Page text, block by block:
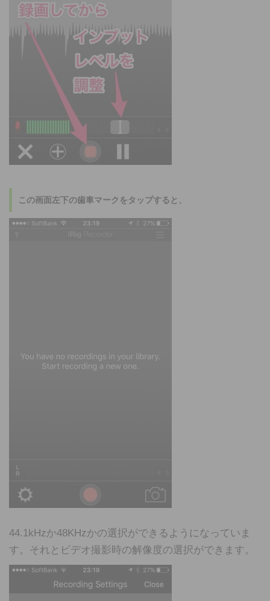
この画面左下の歯車マークをタップすると、
44.1kHzか48KHzかの選択ができるようになっていま
す。それとビデオ撮影時の解像度の選択ができます。